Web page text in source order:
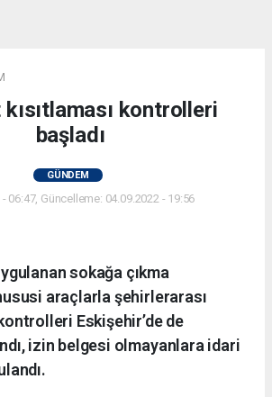
kontrolleri
başladı
GÜNDEM
06:47, Güncelleme: 04.09.2022 - 19:56
sokağa çıkma
araçlarla şehirlerarası
Eskişehir’de de
izin belgesi olmayanlara idari